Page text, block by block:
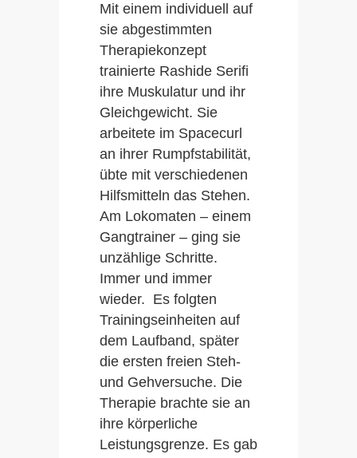
Mit einem individuell auf
sie abgestimmten
Therapiekonzept
trainierte Rashide Serifi
ihre Muskulatur und ihr
Gleichgewicht. Sie
arbeitete im Spacecurl
an ihrer Rumpfstabilität,
übte mit verschiedenen
Hilfsmitteln das Stehen.
Am Lokomaten – einem
Gangtrainer – ging sie
unzählige Schritte.
Immer und immer
wieder. Es folgten
Trainingseinheiten auf
dem Laufband, später
die ersten freien Steh-
und Gehversuche. Die
Therapie brachte sie an
ihre körperliche
Leistungsgrenze. Es gab